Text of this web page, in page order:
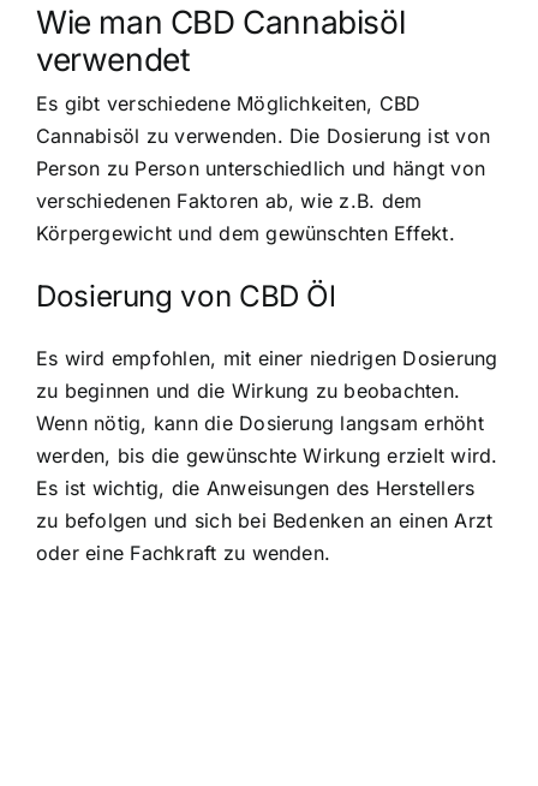
Wie man CBD Cannabisöl
verwendet
Es gibt verschiedene Möglichkeiten, CBD
Cannabisöl zu verwenden. Die Dosierung ist von
Person zu Person unterschiedlich und hängt von
verschiedenen Faktoren ab, wie z.B. dem
Körpergewicht und dem gewünschten Effekt.
Dosierung von CBD Öl
Es wird empfohlen, mit einer niedrigen Dosierung
zu beginnen und die Wirkung zu beobachten.
Wenn nötig, kann die Dosierung langsam erhöht
werden, bis die gewünschte Wirkung erzielt wird.
Es ist wichtig, die Anweisungen des Herstellers
zu befolgen und sich bei Bedenken an einen Arzt
oder eine Fachkraft zu wenden.